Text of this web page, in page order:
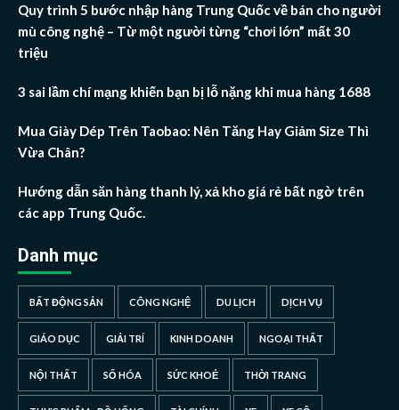
Quy trình 5 bước nhập hàng Trung Quốc về bán cho người
mù công nghệ – Từ một người từng “chơi lớn” mất 30
triệu
3 sai lầm chí mạng khiến bạn bị lỗ nặng khi mua hàng 1688
Mua Giày Dép Trên Taobao: Nên Tăng Hay Giảm Size Thì
Vừa Chân?
Hướng dẫn săn hàng thanh lý, xả kho giá rẻ bất ngờ trên
các app Trung Quốc.
Danh mục
BẤT ĐỘNG SẢN CÔNG NGHỆ DU LỊCH DỊCH VỤ
GIÁO DỤC GIẢI TRÍ KINH DOANH NGOẠI THẤT
NỘI THẤT SỐ HÓA SỨC KHOẺ THỜI TRANG